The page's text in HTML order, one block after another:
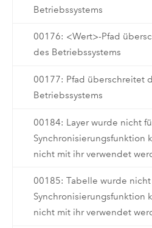
Betriebssystems
00176: <Wert>-Pfad
des Betriebssystems
00177: Pfad überschreitet
Betriebssystems
00184: Layer wurde nicht
Synchronisierungsfunktion
nicht mit ihr verwendet
00185: Tabelle wurde
Synchronisierungsfunktion
nicht mit ihr verwendet